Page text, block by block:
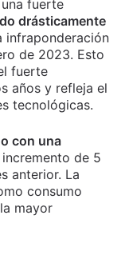
fuerte
drásticamente
infraponderación
de 2023. Esto
fuerte
años y refleja el
tecnológicas.
con una
incremento de 5
anterior. La
consumo
mayor